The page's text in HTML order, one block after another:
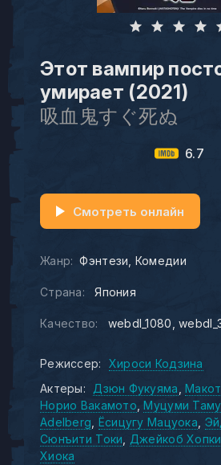
Этот вампир
умирает (2021)
吸血鬼すぐ死ぬ
6.7
Жанр: Фэнтези Комедии
Страна: Япония
Качество: webdl_1080
Смотреть онлайн
Режиссер:
Хироси Кодзина
Актеры:
Дзюн Фукуяма
Норио Вакамото Муцуми
Adelberg Ёсицугу Мацуока
Сюнъити Токи
Джейкоб
Хиока